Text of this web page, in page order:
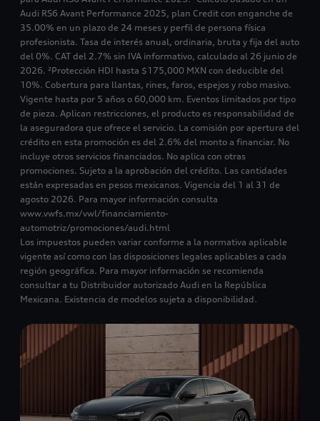
Audi RS6 Avant Performance 2025, plan Credit con enganche de
35.00% en un plazo de 24 meses y perfil de persona física
profesionista. Tasa de interés anual, ordinaria, bruta y fija del auto
del 0%. CAT del 2.7% sin IVA informativo, calculado al 26 junio de
2026. ²Protección HDI hasta $175,000 MXN con deducible del
10%. Cobertura para llantas, rines, faros, espejos y robo masivo.
Vigente hasta por 5 años o 60,000 km. Eventos limitados por tipo
de pieza. Aplican restricciones, el producto es responsabilidad de
la aseguradora que ofrece el servicio. La comisión por apertura del
crédito en esta promoción es del 2.6% del monto a financiar. No
incluye otros servicios financiados. No aplica con otras
promociones. Sujeto a la aprobación del crédito. Las cantidades
están expresadas en pesos mexicanos. Vigencia del 1 al 31 de
agosto 2026. Para mayor información consulta
www.vwfs.mx/vwl/financiamiento-
automotriz/promociones/audi.html
Los impuestos pueden variar conforme a la normativa aplicable
vigente así como con las disposiciones legales aplicables a cada
región geográfica. Para mayor información se recomienda
consultar a tu Distribuidor autorizado Audi en la República
Mexicana. Existencia de modelos sujeta a disponibilidad.